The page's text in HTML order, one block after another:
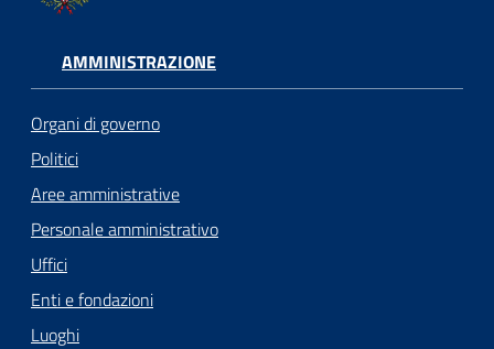
AMMINISTRAZIONE
Organi di governo
Politici
Aree amministrative
Personale amministrativo
Uffici
Enti e fondazioni
Luoghi